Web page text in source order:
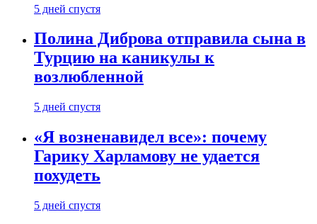
5 дней спустя
Полина Диброва отправила сына в
Турцию на каникулы к
возлюбленной
5 дней спустя
«Я возненавидел все»: почему
Гарику Харламову не удается
похудеть
5 дней спустя